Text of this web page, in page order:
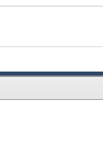
= "yellow",
= 30pt, col =
= "yellow",